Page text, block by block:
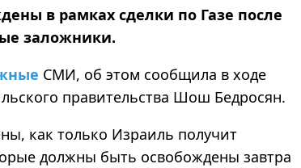
в рамках сделки по Газе после
заложники.
СМИ, об этом сообщила в ходе
правительства Шош Бедросян.
как только Израиль получит
должны быть освобождены завтра